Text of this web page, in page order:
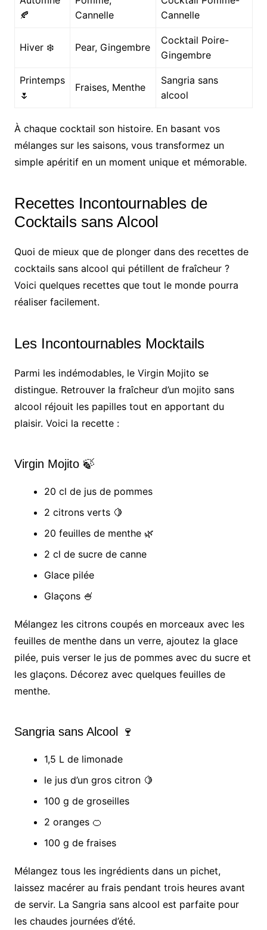
🍂
Cannelle
Cannelle
Hiver ❄️ Pear, Gingembre
Cocktail Poire-
Gingembre
Printemps
🌷
Fraises, Menthe
Sangria sans
alcool
À chaque cocktail son histoire. En basant vos
mélanges sur les saisons, vous transformez un
simple apéritif en un moment unique et mémorable.
Recettes Incontournables de
Cocktails sans Alcool
Quoi de mieux que de plonger dans des recettes de
cocktails sans alcool qui pétillent de fraîcheur ?
Voici quelques recettes que tout le monde pourra
réaliser facilement.
Les Incontournables Mocktails
Parmi les indémodables, le Virgin Mojito se
distingue. Retrouver la fraîcheur d’un mojito sans
alcool réjouit les papilles tout en apportant du
plaisir. Voici la recette :
Virgin Mojito 🍃
20 cl de jus de pommes
2 citrons verts 🍋
20 feuilles de menthe 🌿
2 cl de sucre de canne
Glace pilée
Glaçons 🍧
Mélangez les citrons coupés en morceaux avec les
feuilles de menthe dans un verre, ajoutez la glace
pilée, puis verser le jus de pommes avec du sucre et
les glaçons. Décorez avec quelques feuilles de
menthe.
Sangria sans Alcool 🍷
1,5 L de limonade
le jus d’un gros citron 🍋
100 g de groseilles
2 oranges 🍊
100 g de fraises
Mélangez tous les ingrédients dans un pichet,
laissez macérer au frais pendant trois heures avant
de servir. La Sangria sans alcool est parfaite pour
les chaudes journées d’été.